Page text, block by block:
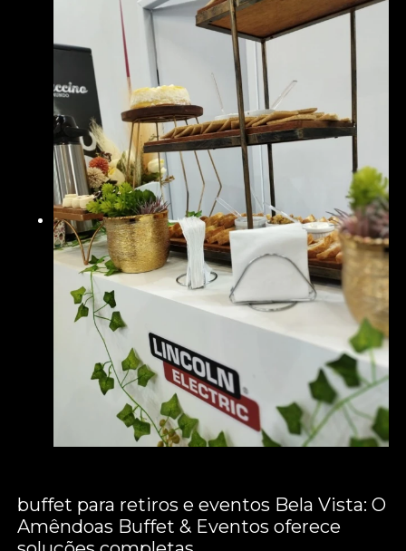
buffet para retiros e eventos Bela Vista: O
Amêndoas Buffet & Eventos oferece